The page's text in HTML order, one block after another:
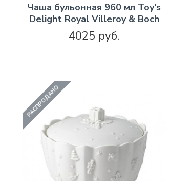
Чаша бульонная 960 мл Toy's
Delight Royal Villeroy & Boch
4025 руб.
РАСПРОДАНО